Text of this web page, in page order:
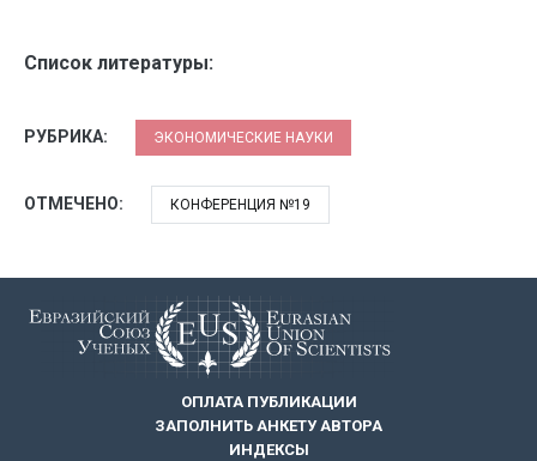
Список литературы:
РУБРИКА: ЭКОНОМИЧЕСКИЕ НАУКИ
ОТМЕЧЕНО: КОНФЕРЕНЦИЯ №19
ОПЛАТА ПУБЛИКАЦИИ
ЗАПОЛНИТЬ АНКЕТУ АВТОРА
ИНДЕКСЫ